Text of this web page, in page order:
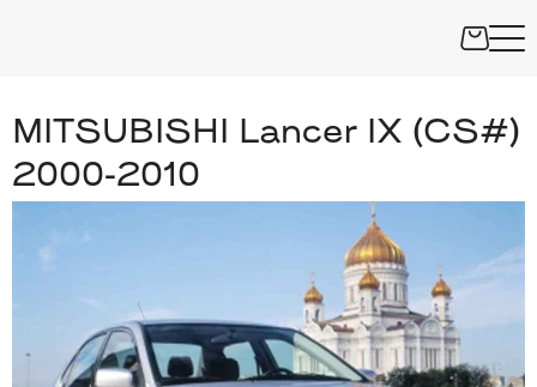
MITSUBISHI Lancer IX (CS#)
2000-2010